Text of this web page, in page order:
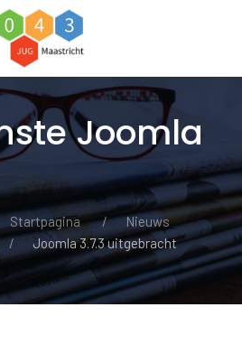
Joomla
Startpagina
Nieuws
Joomla 3.7.3 uitgebracht